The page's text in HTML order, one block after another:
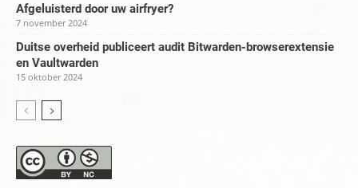
Afgeluisterd door uw airfryer?
7 november 2024
Duitse overheid publiceert audit Bitwarden-browserextensie
en Vaultwarden
15 oktober 2024